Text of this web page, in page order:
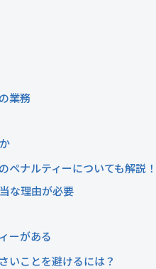
業務
ペナルティーについても解説！
な理由が必要
ーがある
いことを避けるには？